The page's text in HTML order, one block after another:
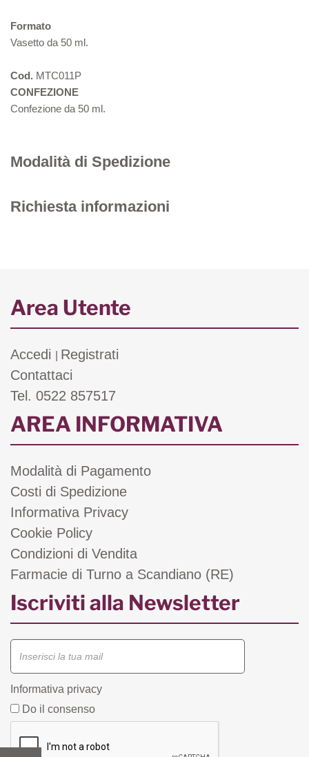
Formato
Vasetto da 50 ml.
Cod. MTC011P
CONFEZIONE
Confezione da 50 ml.
Modalità di Spedizione
Richiesta informazioni
Area Utente
Accedi
Registrati
Contattaci
Tel. 0522 857517
AREA INFORMATIVA
Modalità di Pagamento
Costi di Spedizione
Informativa Privacy
Cookie Policy
Condizioni di Vendita
Farmacie di Turno a Scandiano (RE)
Iscriviti alla Newsletter
Informativa privacy
Do il consenso